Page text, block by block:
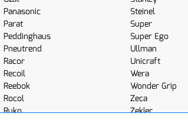
Panasonic
Parat
Peddinghaus
Pneutrend
Racor
Recoil
Reebok
Rocol
Ruko
Steinel
Super
Super Ego
Ullman
Unicraft
Wera
Wonder Grip
Zeca
Zekler